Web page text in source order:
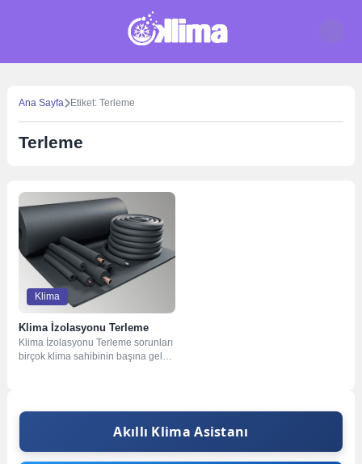
Ana Sayfa Etiket: Terleme
Terleme
Klima
Klima İzolasyonu Terleme
Klima İzolasyonu Terleme sorunları
birçok klima sahibinin başına gelen
Akıllı Klima Asistanı